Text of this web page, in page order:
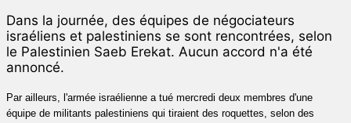
Dans la journée, des équipes de négociateurs
israéliens et palestiniens se sont rencontrées, selon
le Palestinien Saeb Erekat. Aucun accord n'a été
annoncé.
Par ailleurs, l'armée israélienne a tué mercredi deux membres d'une
équipe de militants palestiniens qui tiraient des roquettes, selon des